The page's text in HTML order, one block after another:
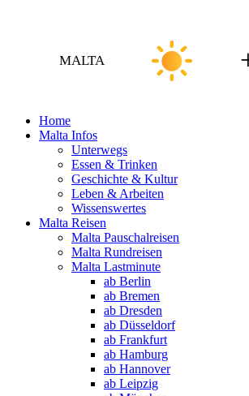
MALTA
Home
Malta Infos
Unterwegs
Essen & Trinken
Geschichte & Kultur
Leben & Arbeiten
Wissenswertes
Malta Reisen
Malta Pauschalreisen
Malta Rundreisen
Malta Lastminute
ab Berlin
ab Bremen
ab Dresden
ab Düsseldorf
ab Frankfurt
ab Hamburg
ab Hannover
ab Leipzig